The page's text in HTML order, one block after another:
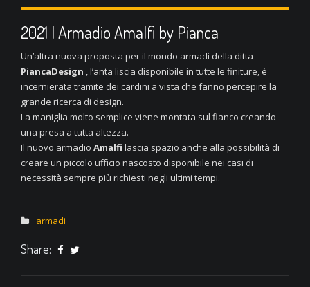
2021 | Armadio Amalfi by Pianca
Un’altra nuova proposta per il mondo armadi della ditta
PiancaDesign , l’anta liscia disponibile in tutte le finiture, è
incernierata tramite dei cardini a vista che fanno percepire la
grande ricerca di design.
La maniglia molto semplice viene montata sul fianco creando
una presa a tutta altezza.
Il nuovo armadio Amalfi lascia spazio anche alla possibilità di
creare un piccolo ufficio nascosto disponibile nei casi di
necessità sempre più richiesti negli ultimi tempi.
armadi
Share: